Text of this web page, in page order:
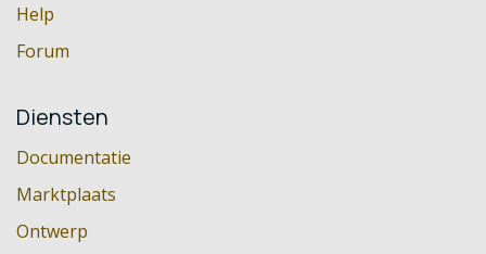
Help
Forum
Diensten
Documentatie
Marktplaats
Ontwerp